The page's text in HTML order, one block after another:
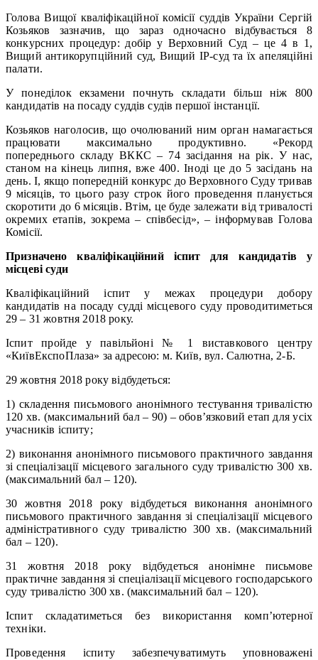
Голова Вищої кваліфікаційної комісії суддів України Сергій
Козьяков зазначив, що зараз одночасно відбувається 8
конкурсних процедур: добір у Верховний Суд – це 4 в 1,
Вищий антикорупційний суд, Вищий ІР-суд та їх апеляційні
палати.
У понеділок екзамени почнуть складати більш ніж 800
кандидатів на посаду суддів судів першої інстанції.
Козьяков наголосив, що очолюваний ним орган намагається
працювати максимально продуктивно. «Рекорд
попереднього складу ВККС – 74 засідання на рік. У нас,
станом на кінець липня, вже 400. Іноді це до 5 засідань на
день. І, якщо попередній конкурс до Верховного Суду тривав
9 місяців, то цього разу строк його проведення планується
скоротити до 6 місяців. Втім, це буде залежати від тривалості
окремих етапів, зокрема – співбесід», – інформував Голова
Комісії.
Призначено кваліфікаційний іспит для кандидатів у
місцеві суди
Кваліфікаційний іспит у межах процедури добору
кандидатів на посаду судді місцевого суду проводитиметься
29 – 31 жовтня 2018 року.
Іспит пройде у павільйоні № 1 виставкового центру
«КиївЕкспоПлаза» за адресою: м. Київ, вул. Салютна, 2-Б.
29 жовтня 2018 року відбудеться:
1) складення письмового анонімного тестування тривалістю
120 хв. (максимальний бал – 90) – обов’язковий етап для усіх
учасників іспиту;
2) виконання анонімного письмового практичного завдання
зі спеціалізації місцевого загального суду тривалістю 300 хв.
(максимальний бал – 120).
30 жовтня 2018 року відбудеться виконання анонімного
письмового практичного завдання зі спеціалізації місцевого
адміністративного суду тривалістю 300 хв. (максимальний
бал – 120).
31 жовтня 2018 року відбудеться анонімне письмове
практичне завдання зі спеціалізації місцевого господарського
суду тривалістю 300 хв. (максимальний бал – 120).
Іспит складатиметься без використання комп’ютерної
техніки.
Проведення іспиту забезпечуватимуть уповноважені